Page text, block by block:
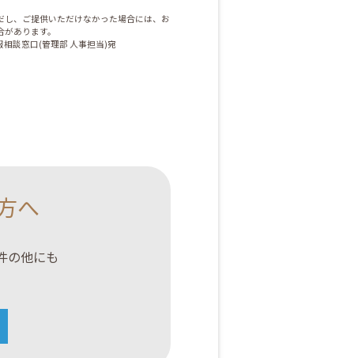
、ご提供いただけなかった場合には、お
あります。
談窓口(管理部 人事担当)宛
へ
の他にも